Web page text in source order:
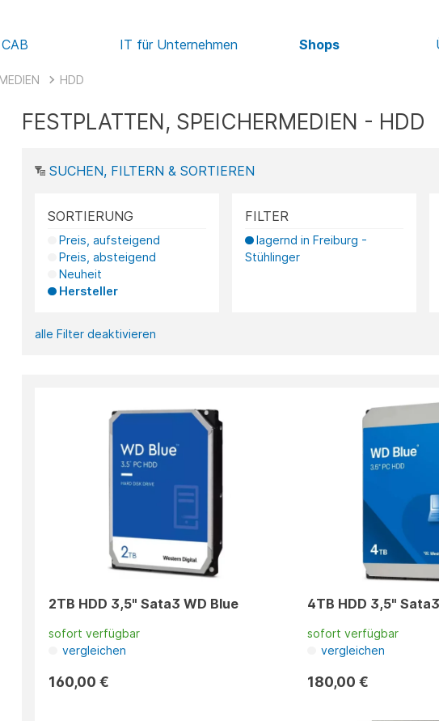
IT für Unternehmen Shops
HDD
FESTPLATTEN, SPEICHERMEDIEN - HDD
SUCHEN, FILTERN & SORTIEREN
SORTIERUNG
Preis, aufsteigend
Preis, absteigend
Neuheit
Hersteller
FILTER
lagernd in Freiburg -
Stühlinger
alle Filter deaktivieren
2TB HDD 3,5" Sata3 WD Blue
sofort verfügbar
vergleichen
160,00 €
4TB HDD 3,5"
sofort verfügbar
vergleichen
180,00 €